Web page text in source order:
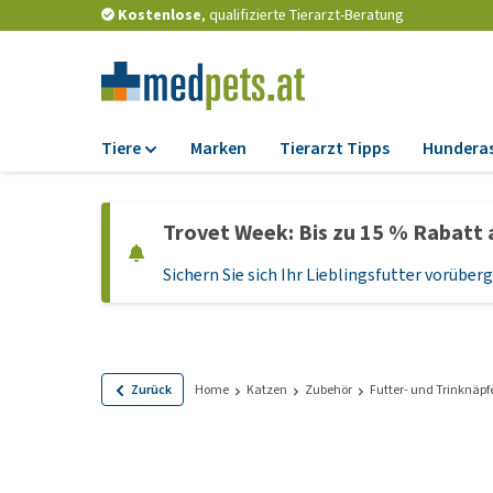
Kostenlose, qualifizierte Tierarzt-Beratung
Tiere
Trockenfutter
Nassfutter
Leckerlis
Marken Tierarzt Tipps
Trovet Week: Bis zu 15 %
Sichern Sie sich Ihr Lieblingsfutter
Zurück Home Katzen Zubehör Futter- und